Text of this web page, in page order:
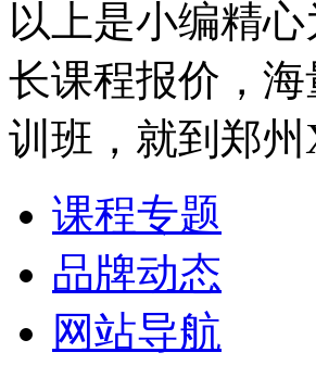
以上是小编精
长课程报价，
训班，就到郑
课程专题
品牌动态
网站导航